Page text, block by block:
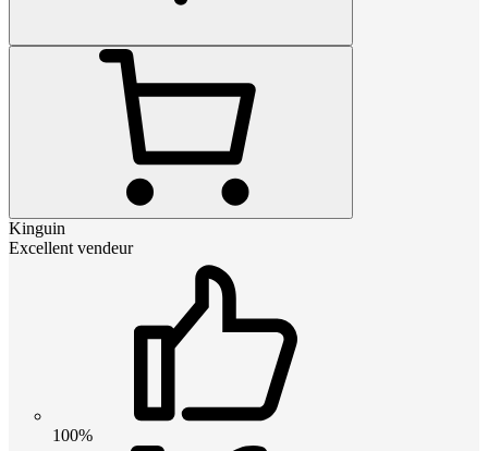
Kinguin
Excellent vendeur
100%